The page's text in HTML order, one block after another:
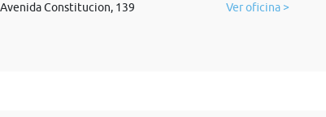
Avenida Constitucion, 139 Ver oficina >